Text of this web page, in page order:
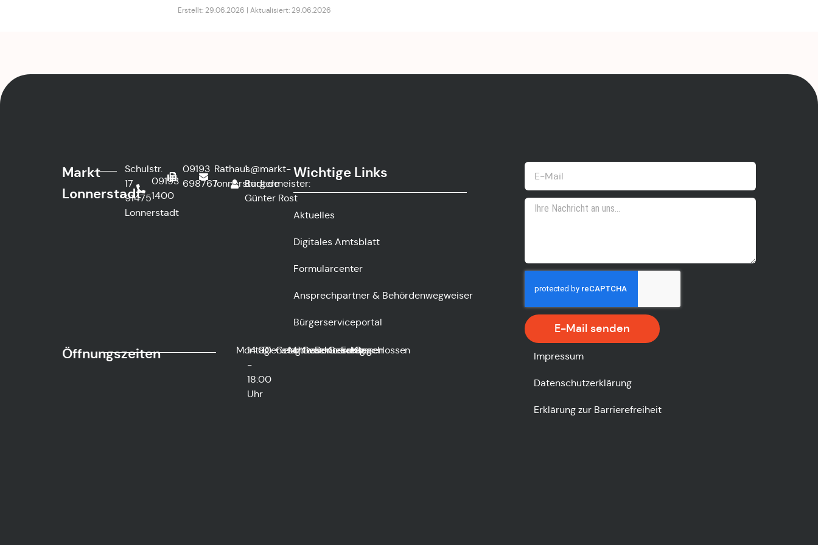
Erstellt: 29.06.2026 | Aktualisiert: 29.06.2026
Markt
Lonnerstadt
Schulstr.
17
91475
Lonnerstadt
09193
1400
09193
698767
Rathaus@markt-
lonnerstadt.de
1.
Bürgermeister:
Günter Rost
Wichtige Links
Aktuelles
Digitales Amtsblatt
Formularcenter
Ansprechpartner & Behördenwegweiser
Bürgerserviceportal E-Mail senden
Öffnungszeiten Montag
14:00
-
18:00
Uhr
Dienstag
Geschlossen
Mittwoch
Geschlossen
Donnerstag
Geschlossen
Freitag
Geschlossen
Impressum
Datenschutzerklärung
Erklärung zur Barrierefreiheit